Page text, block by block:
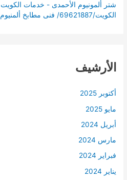
شتر ألمونيوم الأحمدى - خدمات الكويت
الكويت/69621887/ فنى مطابخ ألمنيوم / فنى المنيوم الكويت
الأرشيف
أكتوبر 2025
مايو 2025
أبريل 2024
مارس 2024
فبراير 2024
يناير 2024